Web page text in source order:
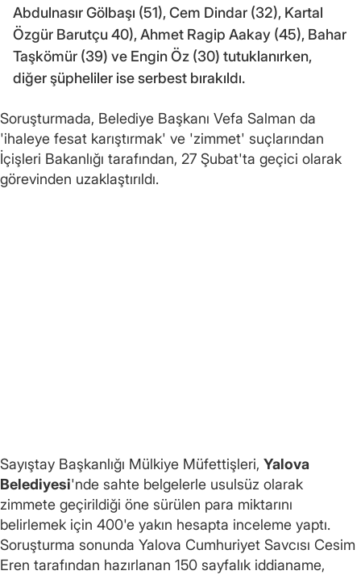
Abdulnasır Gölbaşı (51), Cem Dindar (32), Kartal
Özgür Barutçu 40), Ahmet Ragip Aakay (45), Bahar
Taşkömür (39) ve Engin Öz (30) tutuklanırken,
diğer şüpheliler ise serbest bırakıldı.
Soruşturmada, Belediye Başkanı Vefa Salman da
'ihaleye fesat karıştırmak' ve 'zimmet' suçlarından
İçişleri Bakanlığı tarafından, 27 Şubat'ta geçici olarak
görevinden uzaklaştırıldı.
Sayıştay Başkanlığı Mülkiye Müfettişleri, Yalova
Belediyesi'nde sahte belgelerle usulsüz olarak
zimmete geçirildiği öne sürülen para miktarını
belirlemek için 400'e yakın hesapta inceleme yaptı.
Soruşturma sonunda Yalova Cumhuriyet Savcısı Cesim
Eren tarafından hazırlanan 150 sayfalık iddianame,